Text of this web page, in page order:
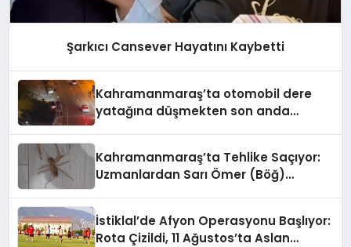
Şarkıcı Cansever Hayatını Kaybetti
Kahramanmaraş’ta otomobil dere
yatağına düşmekten son anda
Kahramanmaraş’ta Tehlike Saçıyor:
Uzmanlardan Sarı Ömer (Böğ)
İstiklal’de Afyon Operasyonu Başlıyor:
Rota Çizildi, 11 Ağustos’ta Aslan